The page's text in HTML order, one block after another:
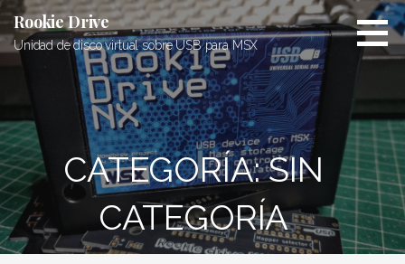
Saltar
al
contenido
Rookie Drive
Unidad de disco virtual sobre USB para MSX
CATEGORÍA: SIN
CATEGORÍA